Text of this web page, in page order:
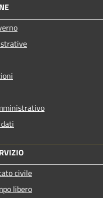
civile
libero